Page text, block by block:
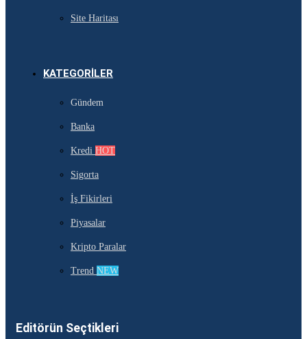
Site Haritası
KATEGORILER
Gündem
Banka
Kredi HOT
Sigorta
İş Fikirleri
Piyasalar
Kripto Paralar
Trend NEW
Editörün Seçtikleri